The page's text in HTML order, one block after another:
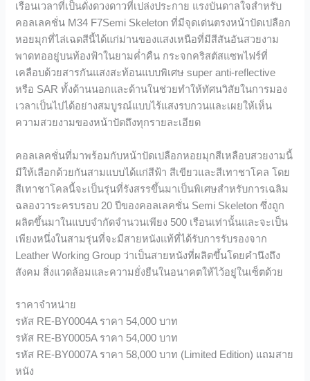
เรือนเวลาที่เป็นดั่งดวงดาวที่เปล่งประกาย แรงบันดาลใจสำหรับ
คอลเลคชั่น M34 F7Semi Skeleton ที่มีจุดเด่นตรงหน้าปัดเปลือก
หอยมุกที่ไล่เฉดสีนี้ได้แก่ม่านของแสงเหนือที่มีสีสันอันสวยงาม
พาดทออยู่บนท้องฟ้าในยามค่ำคืน กระจกคริสตัสแซพไฟร์ที่
เคลือบด้วยสารกันแสงสะท้อนแบบพิเศษ super anti-reflective
หรือ SAR ทั้งด้านนอกและด้านในช่วยทำให้ทัศนวิสัยในการมอง
เวลาเป็นไปได้อย่างสมบูรณ์แบบไร้แสงรบกวนและเผยให้เห็น
ความสวยงามของหน้าปัดถึงทุกรายละเอียด
คอลเลคชั่นที่มาพร้อมกับหน้าปัดเปลือกหอยมุกสีเหลือบสวยงามนี้
มีให้เลือกด้วยกันสามแบบได้แก่สีฟ้า สีเขียวและสีเทาชาโคล โดย
สีเทาชาโคลนี้จะเป็นรุ่นที่รังสรรขึ้นมาเป็นพิเศษสำหรับการเฉลิม
ฉลองวาระครบรอบ 20 ปีของคอลเลคชั่น Semi Skeleton ซึ่งถูก
ผลิตขึ้นมาในแบบจำกัดจำนวนเพียง 500 เรือนเท่านั้นและจะเป็น
เพียงหนึ่งในสามรุ่นที่จะมีสายหนังแท้ที่ได้รับการรับรองจาก
Leather Working Group ว่าเป็นสายหนังที่ผลิตขึ้นโดยคำนึงถึง
สังคม สิ่งแวดล้อมและความยั่งยืนในอนาคตให้ไว้อยู่ในเซ็ตด้วย
ราคาจำหน่าย
รหัส RE-BY0004A ราคา 54,000 บาท
รหัส RE-BY0005A ราคา 54,000 บาท
รหัส RE-BY0007A ราคา 58,000 บาท (Limited Edition) แถมสาย
หนัง